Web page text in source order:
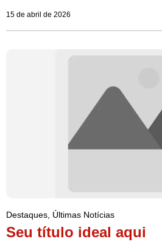
15 de abril de 2026
Destaques Últimas Notícias
Seu título ideal aqui